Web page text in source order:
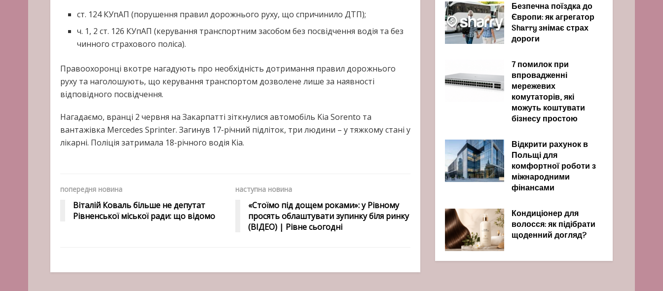
ст. 124 КУпАП (порушення правил дорожнього руху, що спричинило ДТП);
ч. 1, 2 ст. 126 КУпАП (керування транспортним засобом без посвідчення водія та без
чинного страхового поліса).
Правоохоронці вкотре нагадують про необхідність дотримання правил дорожнього
руху та наголошують, що керування транспортом дозволене лише за наявності
відповідного посвідчення.
Нагадаємо, вранці 2 червня на Закарпатті зіткнулися автомобіль Kia Sorento та
вантажівка Mercedes Sprinter. Загинув 17-річний підліток, три людини – у тяжкому стані у
лікарні. Поліція затримала 18-річного водія Kia.
попередня новина
Віталій Коваль більше не депутат
Рівненської міської ради: що відомо
наступна новина
«Стоїмо під дощем роками»: у Рівному
просять облаштувати зупинку біля ринку
(ВІДЕО) | Рівне сьогодні
Безпечна поїздка до
Європи: як агрегатор
Sharry знімає страх
дороги
7 помилок при
впровадженні
мережевих
комутаторів, які
можуть коштувати
бізнесу простою
Відкрити рахунок в
Польщі для
комфортної роботи з
міжнародними
фінансами
Кондиціонер для
волосся: як підібрати
щоденний догляд?